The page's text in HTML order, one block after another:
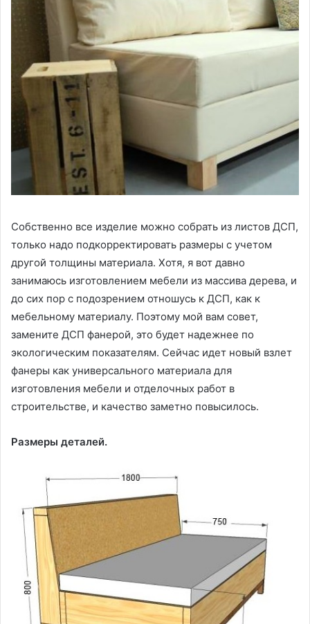
Собственно все изделие можно собрать из листов ДСП,
только надо подкорректировать размеры с учетом
другой толщины материала. Хотя, я вот давно
занимаюсь изготовлением мебели из массива дерева, и
до сих пор с подозрением отношусь к ДСП, как к
мебельному материалу. Поэтому мой вам совет,
замените ДСП фанерой, это будет надежнее по
экологическим показателям. Сейчас идет новый взлет
фанеры как универсального материала для
изготовления мебели и отделочных работ в
строительстве, и качество заметно повысилось.
Размеры деталей.